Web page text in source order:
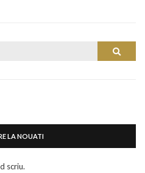
Search
LA NOUATI
scriu.